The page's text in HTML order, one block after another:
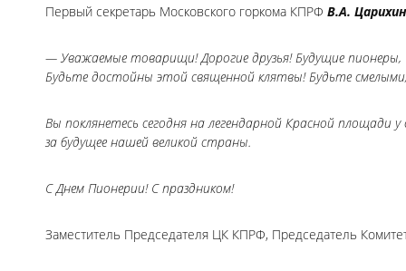
Первый секретарь Московского горкома КПРФ В.А. Царихин
— Уважаемые товарищи! Дорогие друзья! Будущие пионеры,
Будьте достойны этой священной клятвы! Будьте
Вы поклянетесь сегодня на легендарной Красной
за будущее нашей великой страны.
С Днем Пионерии! С праздником!
Заместитель Председателя ЦК КПРФ, Председатель